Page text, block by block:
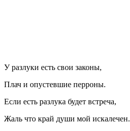
У разлуки есть свои законы,
Плач и опустевшие перроны.
Если есть разлука будет встреча,
Жаль что край души мой искалечен.